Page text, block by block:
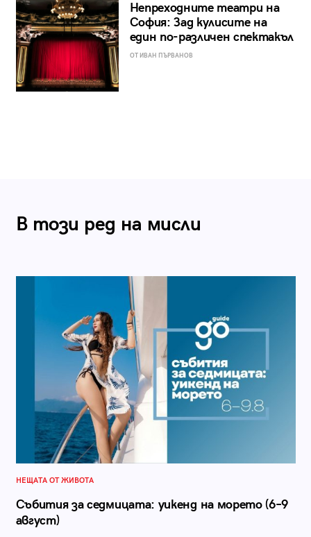
Непреходните театри на
София: Зад кулисите на
един по-различен спектакъл
ОТ ИВАН ПЪРВАНОВ
В този ред на мисли
НЕЩАТА ОТ ЖИВОТА
Събития за седмицата: уикенд на морето (6–9
август)